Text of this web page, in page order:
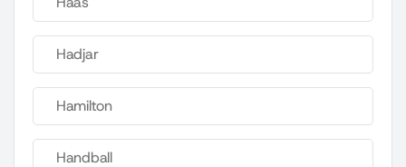
Hadjar
Hamilton
Handball